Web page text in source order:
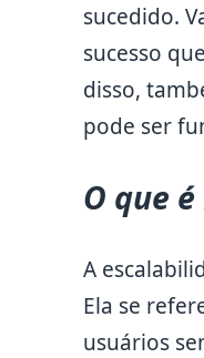
sucedido.
sucesso
disso,
pode ser
O que
A
Ela se
usuários